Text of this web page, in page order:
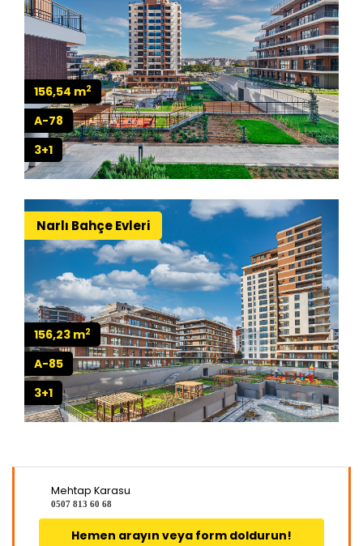
156,54 m2
A-78
3+1
Narlı Bahçe Evleri
156,23 m2
A-85
3+1
Mehtap Karasu
0507 813 60 68
Hemen arayın veya form doldurun!